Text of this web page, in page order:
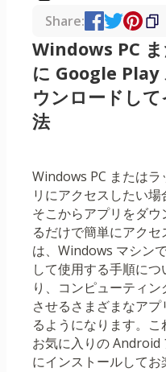
Share:
Windows PC
に Google Play
ウンロードし
法
Windows PC または
リにアクセスしたい
そこからアプリをダ
るだけで簡単にアク
は、Windows マシン
して使用する手順に
り、コンピューティ
させるさまざまなア
るようになります。こ
お気に入りの Android
にインストールしてお